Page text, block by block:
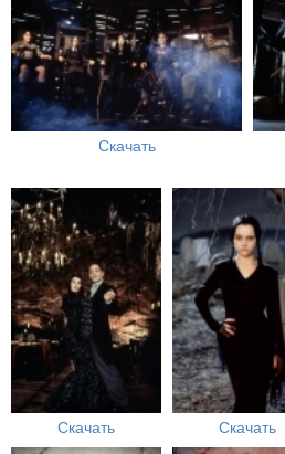
Скачать
Скачать Скачать